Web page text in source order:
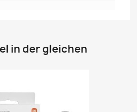
in der gleichen